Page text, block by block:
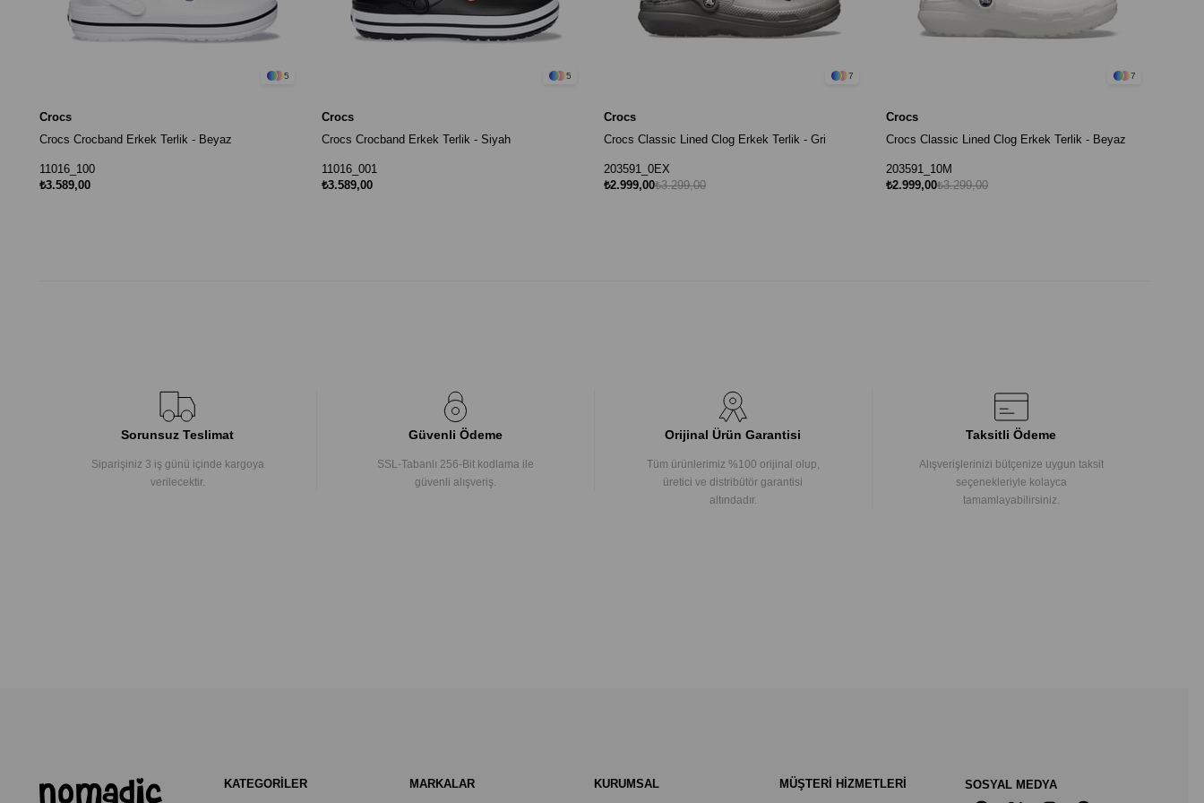
5
Crocs
Crocs Crocband Erkek Terlik - Beyaz
11016_100
₺3.589,00
5
Crocs
Crocs Crocband Erkek Terlik - Siyah
11016_001
₺3.589,00
7
Crocs
Crocs Classic Lined Clog Erkek Terlik - Gri
203591_0EX
₺2.999,00₺3.299,00
7
Crocs
Crocs Classic Lined Clog Erkek Terlik - Beyaz
203591_10M
₺2.999,00₺3.299,00
Sorunsuz Teslimat
Siparişiniz 3 iş günü içinde kargoya
verilecektir.
Güvenli Ödeme
SSL-Tabanlı 256-Bit kodlama ile
güvenli alışveriş.
Orijinal Ürün Garantisi
Tüm ürünlerimiz %100 orijinal olup,
üretici ve distribütör garantisi
altındadır.
Taksitli Ödeme
Alışverişlerinizi bütçenize uygun taksit
seçenekleriyle kolayca
tamamlayabilirsiniz.
KATEGORİLER MARKALAR KURUMSAL MÜŞTERİ HİZMETLERİ SOSYAL MEDYA